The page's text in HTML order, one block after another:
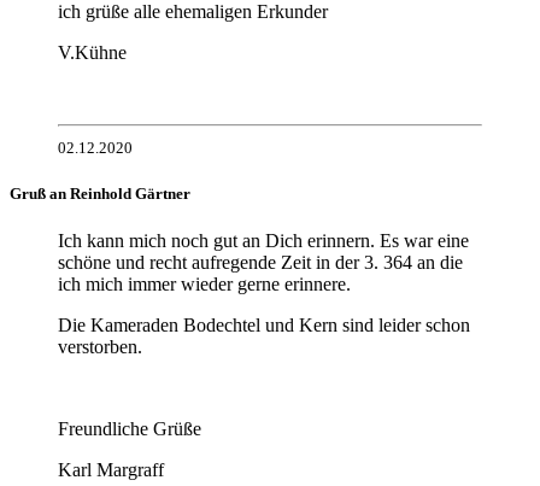
ich grüße alle ehemaligen Erkunder
V.Kühne
02.12.2020
Gruß an Reinhold Gärtner
Ich kann mich noch gut an Dich erinnern. Es war eine
schöne und recht aufregende Zeit in der 3. 364 an die
ich mich immer wieder gerne erinnere.
Die Kameraden Bodechtel und Kern sind leider schon
verstorben.
Freundliche Grüße
Karl Margraff